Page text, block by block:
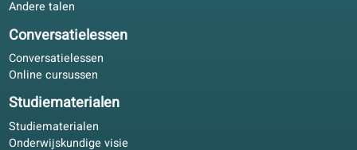
Kwaliteitsgarantie
Spaans
Nederlands
Frans
Italiaans
Duits
Pools
Andere talen